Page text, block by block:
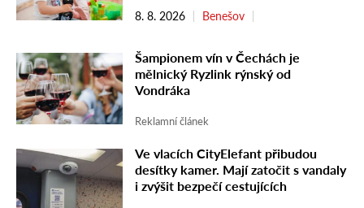
8. 8. 2026 Benešov
Šampionem vín v Čechách je
mělnický Ryzlink rýnský od
Vondráka
Reklamní článek
Ve vlacích CityElefant přibudou
desítky kamer. Mají zatočit s vandaly
i zvýšit bezpečí cestujících